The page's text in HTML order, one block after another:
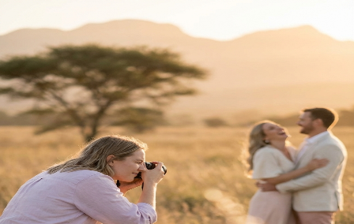
Trou Idees
WelkomTerug
Teken hier in.
E-pos Adres
WagwoordVergeet?
Teken In